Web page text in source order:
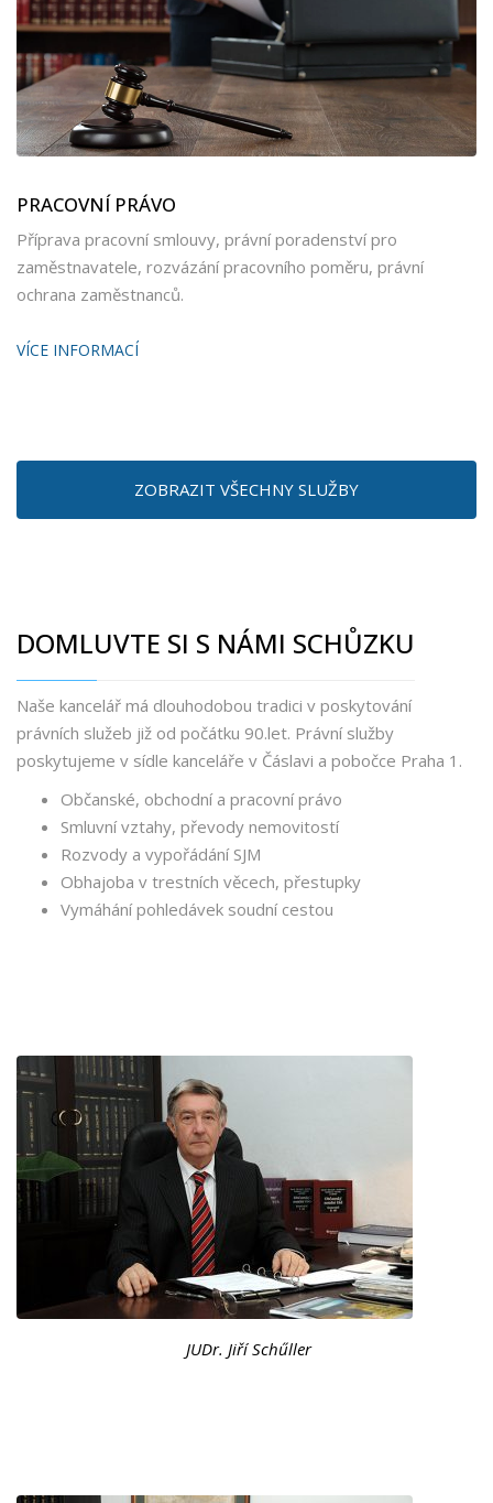
PRACOVNÍ PRÁVO
Příprava pracovní smlouvy, právní poradenství pro
zaměstnavatele, rozvázání pracovního poměru, právní
ochrana zaměstnanců.
VÍCE INFORMACÍ
ZOBRAZIT VŠECHNY SLUŽBY
DOMLUVTE SI S NÁMI SCHŮZKU
Naše kancelář má dlouhodobou tradici v poskytování
právních služeb již od počátku 90.let. Právní služby
poskytujeme v sídle kanceláře v Čáslavi a pobočce Praha 1.
Občanské, obchodní a pracovní právo
Smluvní vztahy, převody nemovitostí
Rozvody a vypořádání SJM
Obhajoba v trestních věcech, přestupky
Vymáhání pohledávek soudní cestou
JUDr. Jiří Schűller